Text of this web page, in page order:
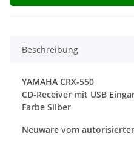
Beschreibung
YAMAHA CRX-550
CD-Receiver mit USB
Farbe Silber
Neuware vom